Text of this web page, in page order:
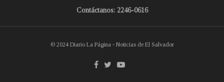
Contáctanos: 2246-0616
© 2024 Diario La Página - Noticias de El Salvador